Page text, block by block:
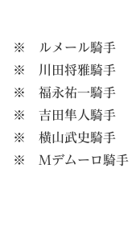
※ ルメール騎手
※ 川田将雅騎手
※ 福永祐一騎手
※ 吉田隼人騎手
※ 横山武史騎手
※ Mデムーロ騎手